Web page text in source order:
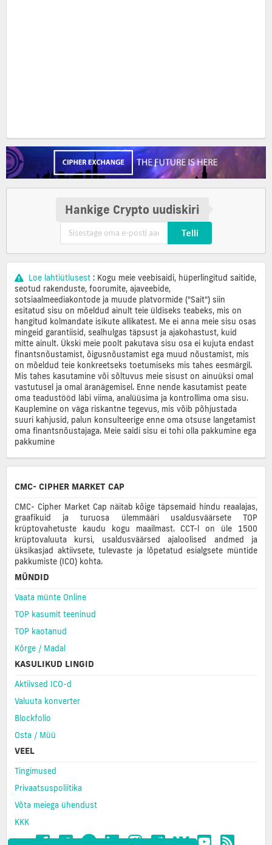
Hankige Crypto uudiskiri
Telli
Loe lahtiütlusest : Kogu meie veebisaidi, hüperlingitud saitide,
seotud rakenduste, foorumite, ajaveebide,
sotsiaalmeediakontode ja muude platvormide ("Sait") siin
esitatud sisu on mõeldud ainult teie üldiseks teabeks, mis on
hangitud kolmandate isikute allikatest. Me ei anna meie sisu osas
mingeid garantiisid, sealhulgas täpsust ja ajakohastust, kuid
mitte ainult. Ükski meie poolt pakutava sisu osa ei kujuta endast
finantsnõustamist, õigusnõustamist ega muud nõustamist, mis
on mõeldud teie konkreetseks toetumiseks mis tahes eesmärgil.
Mis tahes kasutamine või sõltuvus meie sisust on ainuüksi omal
vastutusel ja omal äranägemisel. Enne nende kasutamist peate
oma teadustööd läbi viima, analüüsima ja kontrollima oma sisu.
Kauplemine on väga riskantne tegevus, mis võib põhjustada
suuri kahjusid, palun konsulteerige enne oma otsuse langetamist
oma finantsnõustajaga. Meie saidi sisu ei tohi olla pakkumine ega
pakkumine
CMC- CIPHER MARKET CAP
CMC- Cipher Market Cap näitab kõige täpsemaid hindu reaalajas,
graafikuid ja turuosa ülemmääri usaldusväärsete TOP
krüptovahetuste kaudu kogu maailmast. CCT-l on üle 1500
krüptovaluuta kursi, usaldusväärsed ajaloolised andmed ja
üksikasjad aktiivsete, tulevaste ja lõpetatud esialgsete müntide
pakkumiste (ICO) kohta.
MÜNDID
Vaata münte Online
TOP kasumit teeninud
TOP kaotanud
Kõrge / Madal
KASULIKUD LINGID
Aktiivsed ICO-d
Valuuta konverter
Blockfolio
Osta / Müü
VEEL
Tingimused
Privaatsuspoliitika
Võta meiega ühendust
KKK